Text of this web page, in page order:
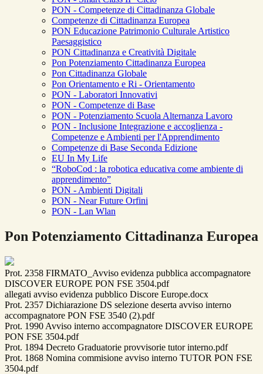
PON - Competenze di Cittadinanza Globale
Competenze di Cittadinanza Europea
PON Educazione Patrimonio Culturale Artistico
Paesaggistico
PON Cittadinanza e Creatività Digitale
Pon Potenziamento Cittadinanza Europea
Pon Cittadinanza Globale
Pon Orientamento e Ri - Orientamento
PON - Laboratori Innovativi
PON - Competenze di Base
PON - Potenziamento Scuola Alternanza Lavoro
PON - Inclusione Integrazione e accoglienza -
Competenze e Ambienti per l'Apprendimento
Competenze di Base Seconda Edizione
EU In My Life
“RoboCod : la robotica educativa come ambiente di
apprendimento”
PON - Ambienti Digitali
PON - Near Future Orfini
PON - Lan Wlan
Pon Potenziamento Cittadinanza Europea
Prot. 2358 FIRMATO_Avviso evidenza pubblica accompagnatore
DISCOVER EUROPE PON FSE 3504.pdf
allegati avviso evidenza pubblico Discore Europe.docx
Prot. 2357 Dichiarazione DS selezione deserta avviso interno
accompagnatore PON FSE 3540 (2).pdf
Prot. 1990 Avviso interno accompagnatore DISCOVER EUROPE
PON FSE 3504.pdf
Prot. 1894 Decreto Graduatorie provvisorie tutor interno.pdf
Prot. 1868 Nomina commisione avviso interno TUTOR PON FSE
3504.pdf